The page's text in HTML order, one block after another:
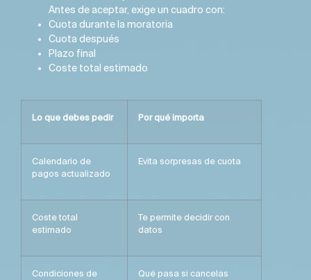
Antes de aceptar, exige un cuadro con:
Cuota durante la moratoria
Cuota después
Plazo final
Coste total estimado
Lo que debes pedir Por qué importa
Calendario de
pagos actualizado
Evita sorpresas de cuota
Coste total
estimado
Te permite decidir con
datos
Condiciones de
Qué pasa si cancelas